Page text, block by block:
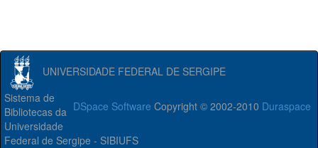
UNIVERSIDADE FEDERAL DE SERGIPE
DSpace Software Copyright © 2002-2010 Duraspace
Sistema de
Bibliotecas da
Universidade
Federal de Sergipe - SIBIUFS